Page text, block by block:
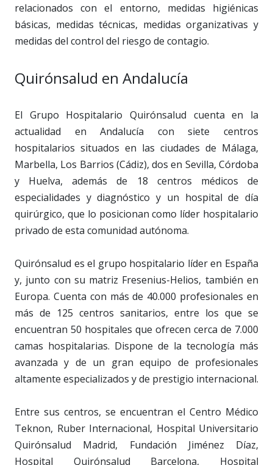
relacionados con el entorno, medidas higiénicas
básicas, medidas técnicas, medidas organizativas y
medidas del control del riesgo de contagio.
Quirónsalud en Andalucía
El Grupo Hospitalario Quirónsalud cuenta en la
actualidad en Andalucía con siete centros
hospitalarios situados en las ciudades de Málaga,
Marbella, Los Barrios (Cádiz), dos en Sevilla, Córdoba
y Huelva, además de 18 centros médicos de
especialidades y diagnóstico y un hospital de día
quirúrgico, que lo posicionan como líder hospitalario
privado de esta comunidad autónoma.
Quirónsalud es el grupo hospitalario líder en España
y, junto con su matriz Fresenius-Helios, también en
Europa. Cuenta con más de 40.000 profesionales en
más de 125 centros sanitarios, entre los que se
encuentran 50 hospitales que ofrecen cerca de 7.000
camas hospitalarias. Dispone de la tecnología más
avanzada y de un gran equipo de profesionales
altamente especializados y de prestigio internacional.
Entre sus centros, se encuentran el Centro Médico
Teknon, Ruber Internacional, Hospital Universitario
Quirónsalud Madrid, Fundación Jiménez Díaz,
Hospital Quirónsalud Barcelona, Hospital